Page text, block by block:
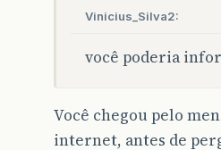
Vinicius_Silva2:
você poderia
Você chegou pelo
internet, antes de